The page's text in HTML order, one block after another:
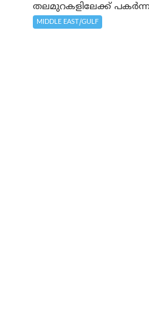
തലമുറകളിലേക്ക്
MIDDLE EAST/GULF